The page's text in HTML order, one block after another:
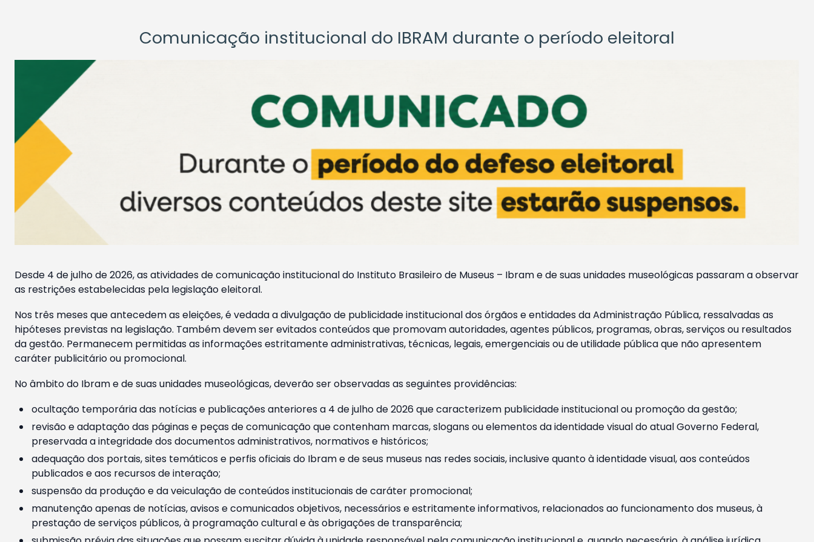
Comunicação institucional do IBRAM durante o período eleitoral
Desde 4 de julho de 2026, as atividades de comunicação institucional do Instituto Brasileiro de Museus – Ibram e de suas unidades museológicas passaram a observar
as restrições estabelecidas pela legislação eleitoral.
Nos três meses que antecedem as eleições, é vedada a divulgação de publicidade institucional dos órgãos e entidades da Administração Pública, ressalvadas as
hipóteses previstas na legislação. Também devem ser evitados conteúdos que promovam autoridades, agentes públicos, programas, obras, serviços ou resultados
da gestão. Permanecem permitidas as informações estritamente administrativas, técnicas, legais, emergenciais ou de utilidade pública que não apresentem
caráter publicitário ou promocional.
No âmbito do Ibram e de suas unidades museológicas, deverão ser observadas as seguintes providências:
ocultação temporária das notícias e publicações anteriores a 4 de julho de 2026 que caracterizem publicidade institucional ou promoção da gestão;
revisão e adaptação das páginas e peças de comunicação que contenham marcas, slogans ou elementos da identidade visual do atual Governo Federal,
preservada a integridade dos documentos administrativos, normativos e históricos;
adequação dos portais, sites temáticos e perfis oficiais do Ibram e de seus museus nas redes sociais, inclusive quanto à identidade visual, aos conteúdos
publicados e aos recursos de interação;
suspensão da produção e da veiculação de conteúdos institucionais de caráter promocional;
manutenção apenas de notícias, avisos e comunicados objetivos, necessários e estritamente informativos, relacionados ao funcionamento dos museus, à
prestação de serviços públicos, à programação cultural e às obrigações de transparência;